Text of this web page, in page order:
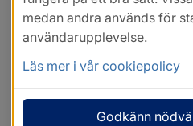
medan andra används för
användarupplevelse.
Läs mer i vår cookiepolicy
Godkänn